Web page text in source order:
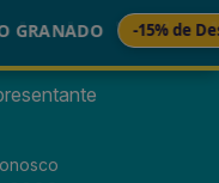
-15% de Desconto